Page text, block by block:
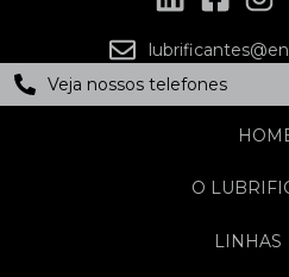
Veja nossos telefones
O
LINHAS